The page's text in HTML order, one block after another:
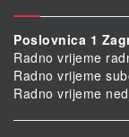
Poslovnica 1
Radno vrijeme
Radno vrijeme
Radno vrijeme